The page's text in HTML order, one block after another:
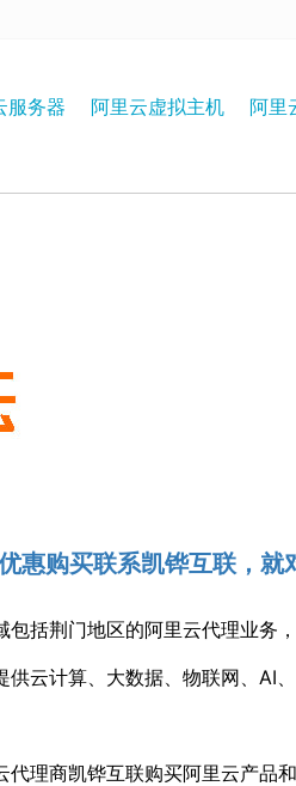
服务器 阿里云虚拟主机 阿里
惠购买联系凯铧互联，就
括荆门地区的阿里云代理业务
云计算、大数据、物联网、AI
理商凯铧互联购买阿里云产品